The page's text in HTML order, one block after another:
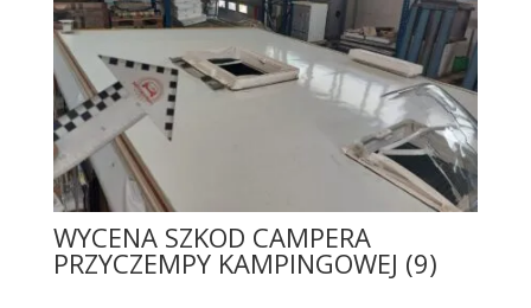
WYCENA SZKOD CAMPERA
PRZYCZEMPY KAMPINGOWEJ (9)